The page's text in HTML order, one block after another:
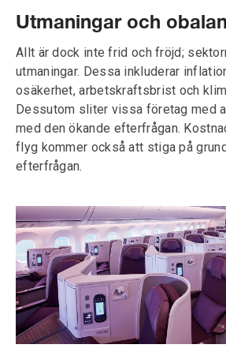
Utmaningar och
Allt är dock inte frid och fröjd;
utmaningar. Dessa inkluderar
osäkerhet, arbetskraftsbrist och
Dessutom sliter vissa företag med
med den ökande efterfrågan.
flyg kommer också att stiga på
efterfrågan.